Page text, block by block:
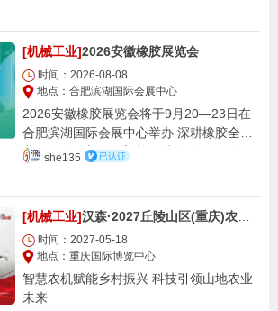
牌的集中发布平台。
[机械工业]2026安徽橡胶展览会
时间：2026-08-08
地点：合肥滨湖国际会展中心
2026安徽橡胶展览会将于9月20—23日在
合肥滨湖国际会展中心举办 深耕橡胶全产
业链，联动长三角塑橡工业集群 2026年9
新区锦绣大道3899号）如期举行。本届展
会紧扣安徽及长三角装备制造、新能源汽
车、电子电气等下游产业对高性能橡胶材
料的旺盛需求，集橡胶机械、原材料、助
剂、弹性体、轮胎及非轮胎制品、循环利
用于一体，为橡胶工业上下游搭建展示、
she135
[机械工业]汉森·2027丘陵山区(重庆)农业机械展览会
时间：2027-05-18
地点：重庆国际博览中心
智慧农机赋能乡村振兴 科技引领山地农业
未来